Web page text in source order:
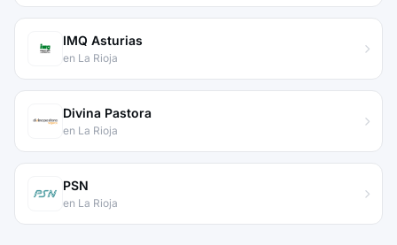
IMQ Asturias
en La Rioja
Divina Pastora
en La Rioja
PSN
en La Rioja